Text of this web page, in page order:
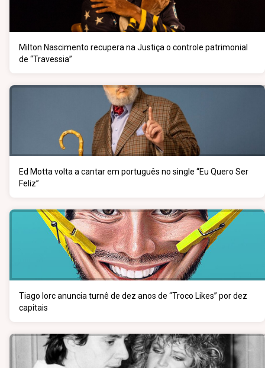
Milton Nascimento recupera na Justiça o controle patrimonial
de “Travessia”
Ed Motta volta a cantar em português no single “Eu Quero Ser
Feliz”
Tiago Iorc anuncia turnê de dez anos de “Troco Likes” por dez
capitais